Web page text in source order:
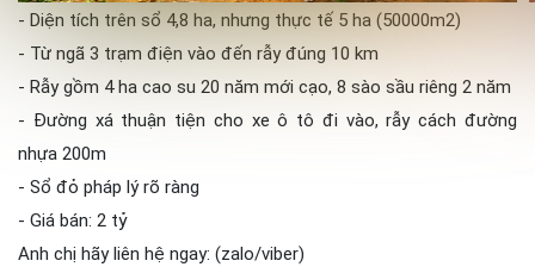
- Diện tích trên sổ 4,8 ha, nhưng thực tế 5 ha (50000m2)
- Từ ngã 3 trạm điện vào đến rẫy đúng 10 km
- Rẫy gồm 4 ha cao su 20 năm mới cạo, 8 sào sầu riêng 2 năm
- Đường xá thuận tiện cho xe ô tô đi vào, rẫy cách đường
nhựa 200m
- Sổ đỏ pháp lý rõ ràng
- Giá bán: 2 tỷ
Anh chị hãy liên hệ ngay: (zalo/viber)